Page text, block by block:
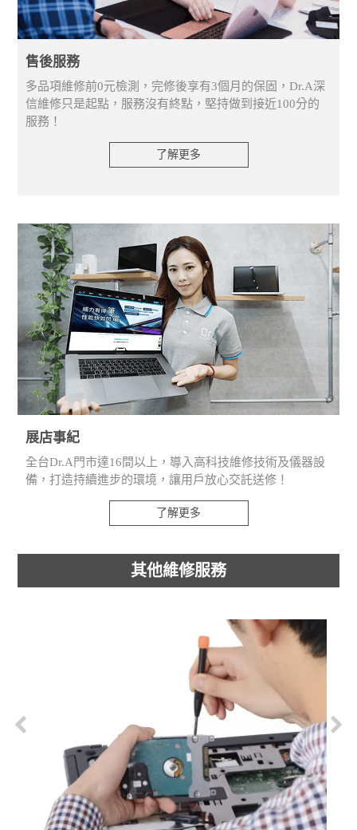
售後服務
多品項維修前0元檢測，完修後享有3個月的保固，Dr.A深
信維修只是起點，服務沒有終點，堅持做到接近100分的
服務！
了解更多
展店事紀
全台Dr.A門市達16間以上，導入高科技維修技術及儀器設
備，打造持續進步的環境，讓用戶放心交託送修！
了解更多
其他維修服務